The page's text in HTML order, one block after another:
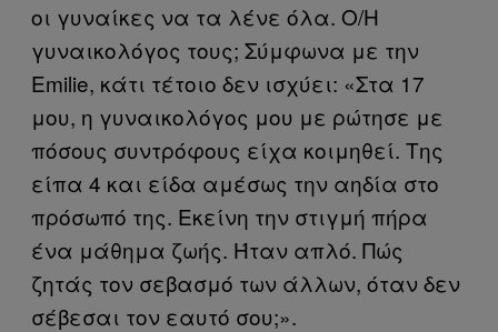
οι γυναίκες να τα λένε όλα. Ο/Η
γυναικολόγος τους; Σύμφωνα με την
Emilie, κάτι τέτοιο δεν ισχύει: «Στα 17
μου, η γυναικολόγος μου με ρώτησε με
πόσους συντρόφους είχα κοιμηθεί. Της
είπα 4 και είδα αμέσως την αηδία στο
πρόσωπό της. Εκείνη την στιγμή πήρα
ένα μάθημα ζωής. Ήταν απλό. Πώς
ζητάς τον σεβασμό των άλλων, όταν δεν
σέβεσαι τον εαυτό σου;».